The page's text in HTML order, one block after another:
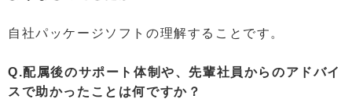
自社パッケージソフトの理解することです。
Q.配属後のサポート体制や、先輩社員からのアドバイ
スで助かったことは何ですか？